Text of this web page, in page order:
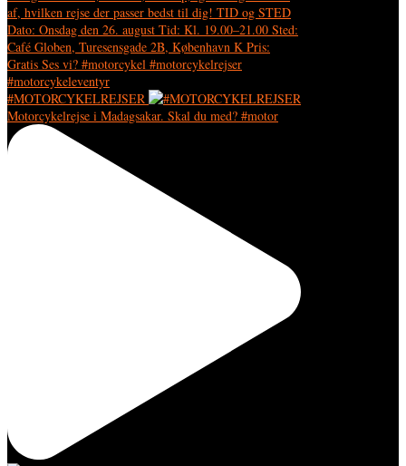
#MOTORCYKELREJSER
Motorcykelrejse i Madagsakar. Skal du med? #motor